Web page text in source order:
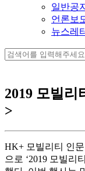
일반공지
언론보
뉴스레
검
2019 모빌리
>
HK+ 모빌리티 인
으로 ‘2019 모빌리